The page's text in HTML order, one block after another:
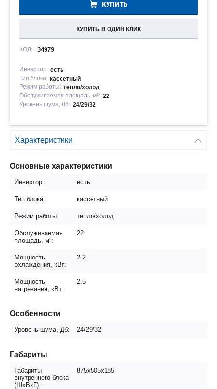
КУПИТЬ
КУПИТЬ В ОДИН КЛИК
КОД: 34979
Инвертор: есть
Тип блока: кассетный
Режим работы: тепло/холод
Обслуживаемая площадь, м²: 22
Уровень шума, Дб: 24/29/32
Характеристики
Основные характеристики
Инвертор: есть
Тип блока: кассетный
Режим работы: тепло/холод
Обслуживаемая
площадь, м²:
22
Мощность
охлаждения, кВт:
2.2
Мощность
нагревания, кВт:
2.5
Особенности
Уровень шума, Дб: 24/29/32
Габариты
Габариты
внутреннего блока
(ШxВxГ):
875х505х185